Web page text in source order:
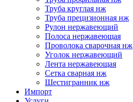
Труба круглая нж
Труба прецизионная нж
Рулон нержавеющий
Полоса нержавеющая
Проволока сварочная нж
Уголок нержавеющий
Лента нержавеющая
Сетка сварная нж
Шестигранник нж
Импорт